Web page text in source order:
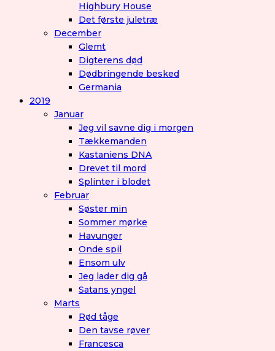
Highbury House
Det første juletræ
December
Glemt
Digterens død
Dødbringende besked
Germania
2019
Januar
Jeg vil savne dig i morgen
Tækkemanden
Kastaniens DNA
Drevet til mord
Splinter i blodet
Februar
Søster min
Sommer mørke
Havunger
Onde spil
Ensom ulv
Jeg lader dig gå
Satans yngel
Marts
Rød tåge
Den tavse røver
Francesca